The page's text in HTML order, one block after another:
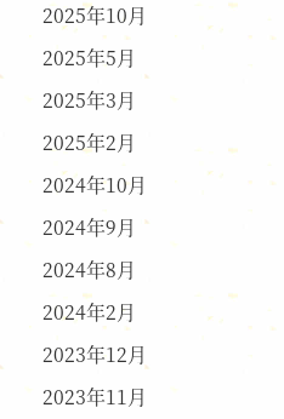
2025年10月
2025年5月
2025年3月
2025年2月
2024年10月
2024年9月
2024年8月
2024年2月
2023年12月
2023年11月